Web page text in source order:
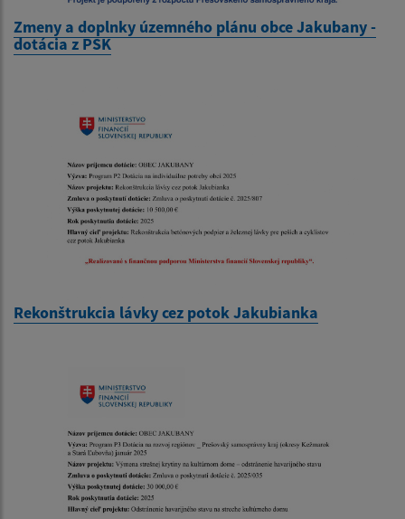
Zmeny a doplnky územného plánu obce Jakubany -
dotácia z PSK
Rekonštrukcia lávky cez potok Jakubianka